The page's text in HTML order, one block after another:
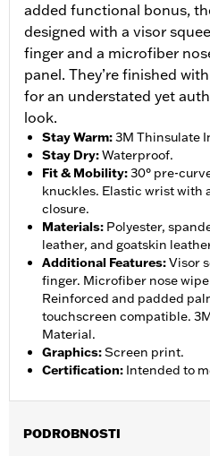
added functional bonus,
designed with a visor
finger and a microfiber
panel. They’re finished
for an understated yet
look.
Stay Warm:3M Thinsulate
Stay Dry:Waterproof.
Fit & Mobility:30° pre-
knuckles. Elastic wrist with
closure.
Materials: Polyester,
leather, and goatskin
Additional Features:Visor
finger. Microfiber nose
Reinforced and padded
touchscreen compatible.
Material.
Graphics:Screen print.
Certification: Intended to
PODROBNOSTI